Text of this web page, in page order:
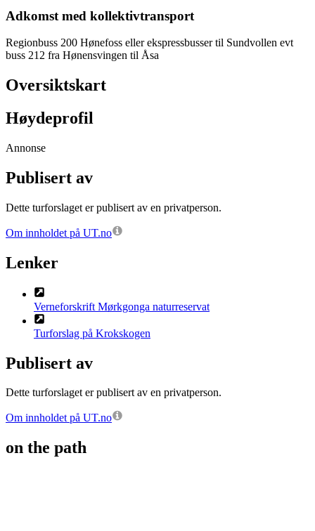
Adkomst med kollektivtransport
Regionbuss 200 Hønefoss eller ekspressbusser til Sundvollen evt
buss 212 fra Hønensvingen til Åsa
Oversiktskart
Høydeprofil
Annonse
Publisert av
Dette turforslaget er publisert av en privatperson.
Om innholdet på UT.no
Lenker
Verneforskrift Mørkgonga naturreservat
Turforslag på Krokskogen
Publisert av
Dette turforslaget er publisert av en privatperson.
Om innholdet på UT.no
on the path